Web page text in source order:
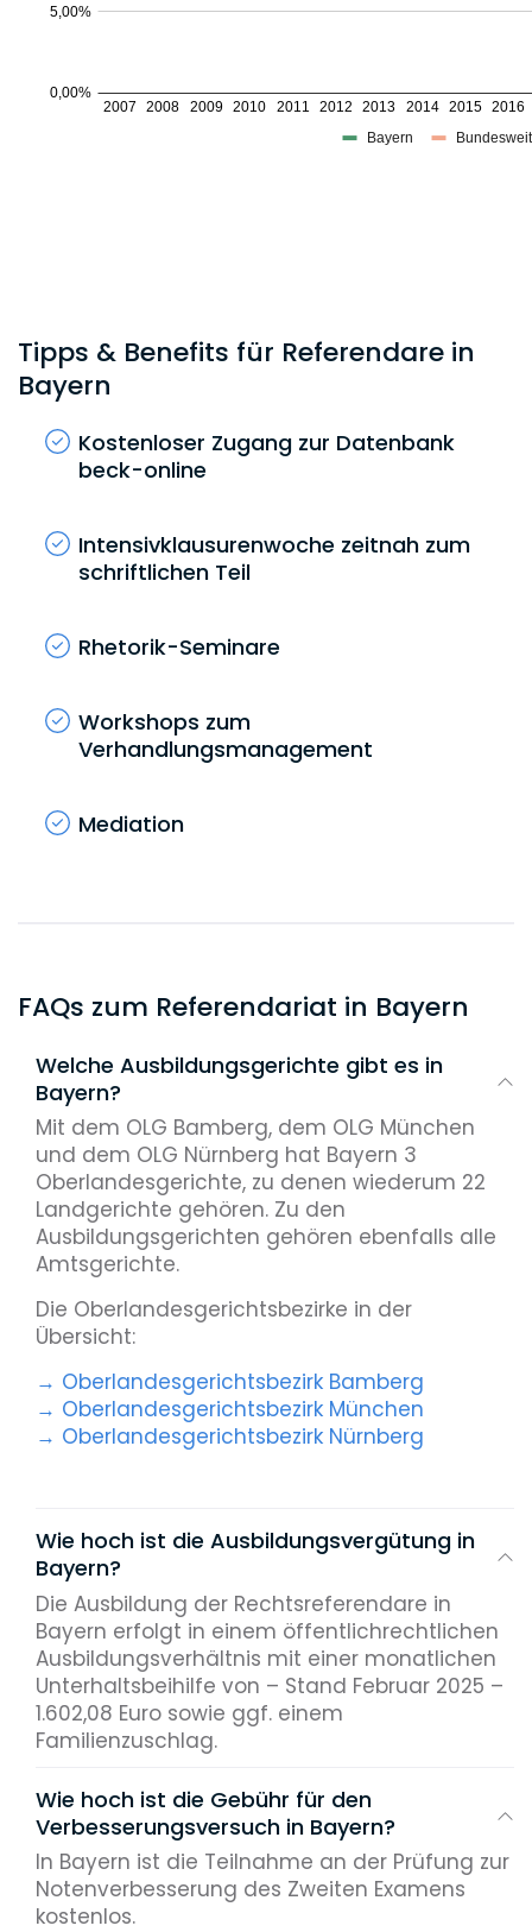
Tipps & Benefits für Referendare in
Bayern
Kostenloser Zugang zur Datenbank
beck-online
Intensivklausurenwoche zeitnah zum
schriftlichen Teil
Rhetorik-Seminare
Workshops zum
Verhandlungsmanagement
Mediation
FAQs zum Referendariat in Bayern
Welche Ausbildungsgerichte gibt es in
Bayern?
Mit dem OLG Bamberg, dem OLG München
und dem OLG Nürnberg hat Bayern 3
Oberlandesgerichte, zu denen wiederum 22
Landgerichte gehören. Zu den
Ausbildungsgerichten gehören ebenfalls alle
Amtsgerichte.
Die Oberlandesgerichtsbezirke in der
Übersicht:
→ Oberlandesgerichtsbezirk Bamberg
→ Oberlandesgerichtsbezirk München
→ Oberlandesgerichtsbezirk Nürnberg
Wie hoch ist die Ausbildungsvergütung in
Bayern?
Die Ausbildung der Rechtsreferendare in
Bayern erfolgt in einem öffentlichrechtlichen
Ausbildungsverhältnis mit einer monatlichen
Unterhaltsbeihilfe von – Stand Februar 2025 –
1.602,08 Euro sowie ggf. einem
Familienzuschlag.
Wie hoch ist die Gebühr für den
Verbesserungsversuch in Bayern?
In Bayern ist die Teilnahme an der Prüfung zur
Notenverbesserung des Zweiten Examens
kostenlos.